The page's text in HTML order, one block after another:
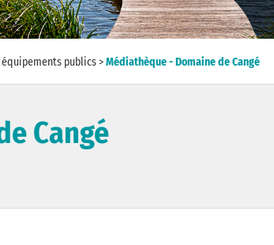
publics>Médiathèque - Domaine de Cangé
Cangé